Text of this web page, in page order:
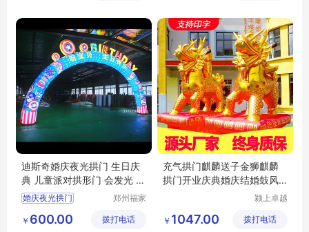
迪斯奇婚庆夜光拱门 生日庆
典 儿童派对拱形门 会发光 新
奇好玩
婚庆夜光拱门
郑州福家
有限公司
￥ 600.00 拨打电话
充气拱门麒麟送子金狮麒麟
拱门开业庆典婚庆结婚鼓风
颍上卓越
有限公司
￥ 1047.00 拨打电话